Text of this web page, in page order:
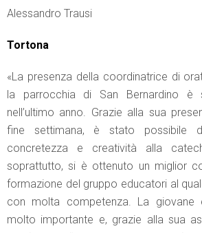
Alessandro Trausi
Tortona
«La presenza della coordinatrice di
la parrocchia di San Bernardino è
nell’ultimo anno. Grazie alla sua
fine settimana, è stato possibile
concretezza e creatività alla
soprattutto, si è ottenuto un miglior
formazione del gruppo educatori al
con molta competenza. La giovane
molto importante e, grazie alla sua